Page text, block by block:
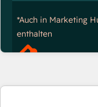
*Auch in Marketing
enthalten